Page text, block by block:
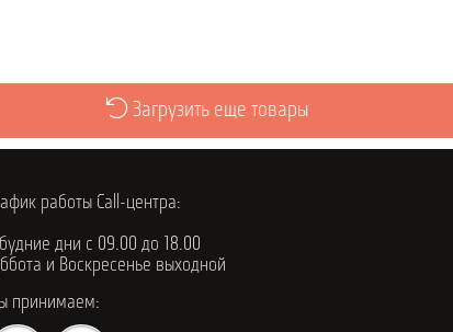
Загрузить еще товары
работы Call-центра:
дни с 09.00 до 18.00
и Воскресенье выходной
принимаем: